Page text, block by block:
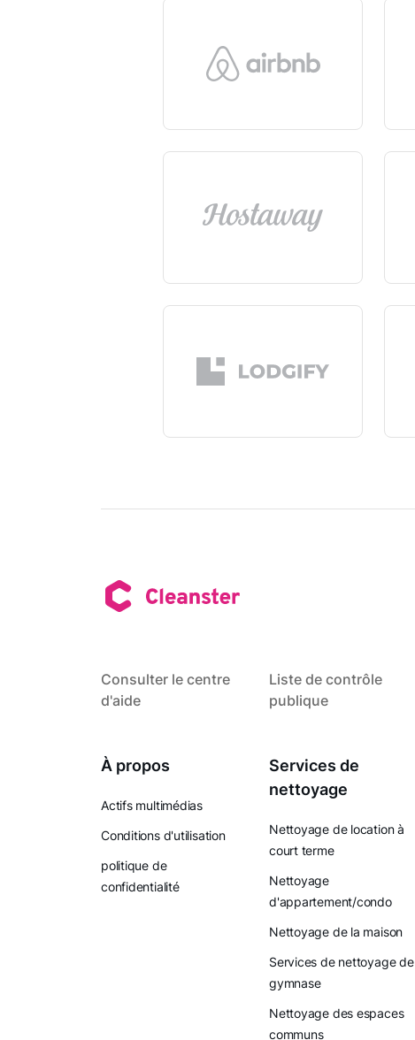
Consulter le centre
d'aide
Liste de contrôle
publique
À propos
Actifs multimédias
Conditions d'utilisation
politique de
confidentialité
Services de
nettoyage
Nettoyage de location à
court terme
Nettoyage
d'appartement/condo
Nettoyage de la maison
Services de nettoyage de
gymnase
Nettoyage des espaces
communs